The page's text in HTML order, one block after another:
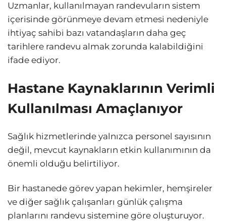
Uzmanlar, kullanılmayan randevuların sistem
içerisinde görünmeye devam etmesi nedeniyle
ihtiyaç sahibi bazı vatandaşların daha geç
tarihlere randevu almak zorunda kalabildiğini
ifade ediyor.
Hastane Kaynaklarının Verimli
Kullanılması Amaçlanıyor
Sağlık hizmetlerinde yalnızca personel sayısının
değil, mevcut kaynakların etkin kullanımının da
önemli olduğu belirtiliyor.
Bir hastanede görev yapan hekimler, hemşireler
ve diğer sağlık çalışanları günlük çalışma
planlarını randevu sistemine göre oluşturuyor.